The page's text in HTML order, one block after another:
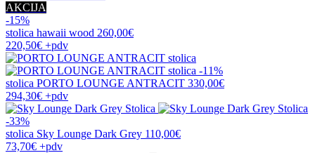
AKCIJA
-15%
stolica hawaii wood 260,00€
220,50€ +pdv
-11%
stolica PORTO LOUNGE ANTRACIT 330,00€
294,30€ +pdv
-33%
stolica Sky Lounge Dark Grey 110,00€
73,70€ +pdv